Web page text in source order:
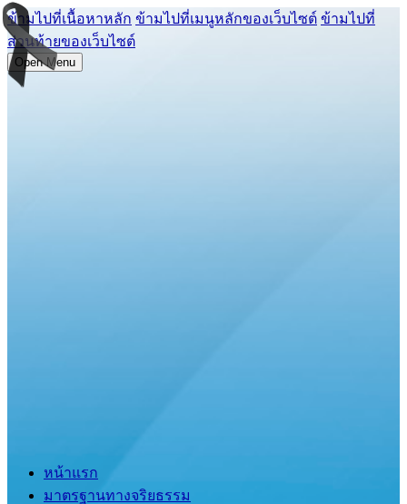
ข้ามไปที่เนื้อหาหลัก ข้ามไปที่เมนูหลักของเว็บไซต์ ข้ามไปที่
ส่วนท้ายของเว็บไซต์
Open Menu
หน้าแรก
มาตรฐานทางจริยธรรม